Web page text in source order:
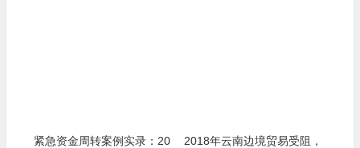
紧急资金周转案例实录：20
2018年云南边境贸易受阻，